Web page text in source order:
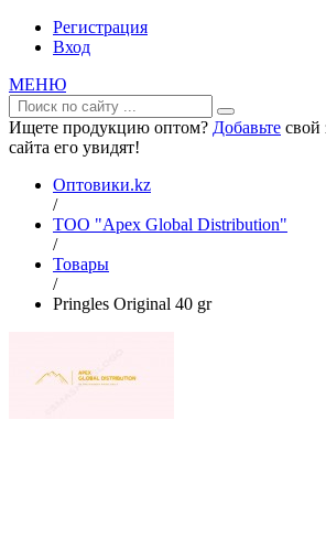
Регистрация
Вход
МЕНЮ
Ищете продукцию оптом? Добавьте свой
сайта его увидят!
Оптовики.kz
/
ТОО "Apex Global Distribution"
/
Товары
/
Pringles Original 40 gr